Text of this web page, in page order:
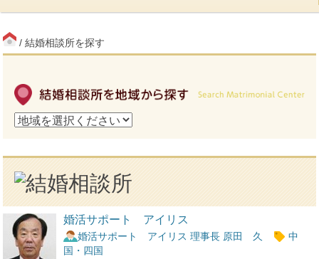
/ 結婚相談所を探す
婚活サポート アイリス
婚活サポート アイリス 理事長 原田 久
中
国・四国